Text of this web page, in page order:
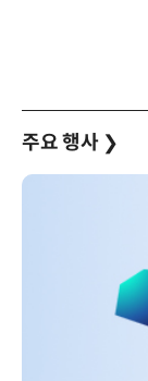
주요 행사 ❯